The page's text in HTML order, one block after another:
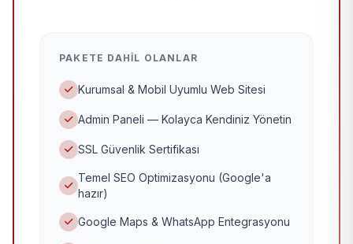
PAKETE DAHIL OLANLAR
Kurumsal & Mobil Uyumlu Web Sitesi
Admin Paneli — Kolayca Kendiniz Yönetin
SSL Güvenlik Sertifikası
Temel SEO Optimizasyonu (Google'a
hazır)
Google Maps & WhatsApp Entegrasyonu